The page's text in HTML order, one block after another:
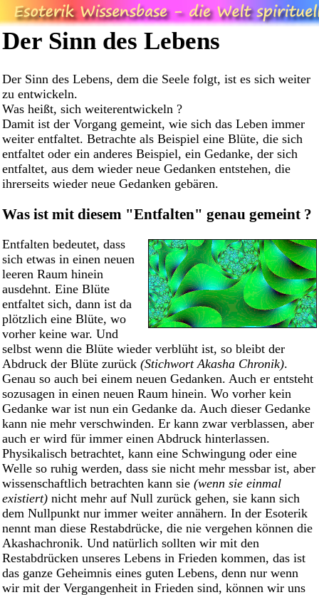
Der Sinn des Lebens
Der Sinn des Lebens, dem die Seele folgt, ist es sich weiter
zu entwickeln.
Was heißt, sich weiterentwickeln ?
Damit ist der Vorgang gemeint, wie sich das Leben immer
weiter entfaltet. Betrachte als Beispiel eine Blüte, die sich
entfaltet oder ein anderes Beispiel, ein Gedanke, der sich
entfaltet, aus dem wieder neue Gedanken entstehen, die
ihrerseits wieder neue Gedanken gebären.
Was ist mit diesem "Entfalten" genau gemeint ?
Entfalten bedeutet, dass
sich etwas in einen neuen
leeren Raum hinein
ausdehnt. Eine Blüte
entfaltet sich, dann ist da
plötzlich eine Blüte, wo
vorher keine war. Und
selbst wenn die Blüte wieder verblüht ist, so bleibt der
Abdruck der Blüte zurück (Stichwort Akasha Chronik).
Genau so auch bei einem neuen Gedanken. Auch er entsteht
sozusagen in einen neuen Raum hinein. Wo vorher kein
Gedanke war ist nun ein Gedanke da. Auch dieser Gedanke
kann nie mehr verschwinden. Er kann zwar verblassen, aber
auch er wird für immer einen Abdruck hinterlassen.
Physikalisch betrachtet, kann eine Schwingung oder eine
Welle so ruhig werden, dass sie nicht mehr messbar ist, aber
wissenschaftlich betrachten kann sie (wenn sie einmal
existiert) nicht mehr auf Null zurück gehen, sie kann sich
dem Nullpunkt nur immer weiter annähern. In der Esoterik
nennt man diese Restabdrücke, die nie vergehen können die
Akashachronik. Und natürlich sollten wir mit den
Restabdrücken unseres Lebens in Frieden kommen, das ist
das ganze Geheimnis eines guten Lebens, denn nur wenn
wir mit der Vergangenheit in Frieden sind, können wir uns